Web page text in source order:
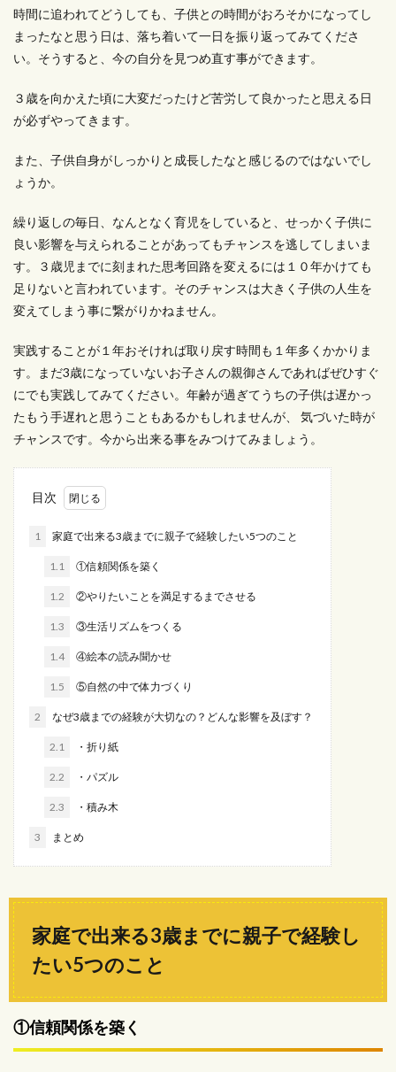
時間に追われてどうしても、子供との時間がおろそかになってし
まったなと思う日は、落ち着いて一日を振り返ってみてくださ
い。そうすると、今の自分を見つめ直す事ができます。
３歳を向かえた頃に大変だったけど苦労して良かったと思える日
が必ずやってきます。
また、子供自身がしっかりと成長したなと感じるのではないでし
ょうか。
繰り返しの毎日、なんとなく育児をしていると、せっかく子供に
良い影響を与えられることがあってもチャンスを逃してしまいま
す。３歳児までに刻まれた思考回路を変えるには１０年かけても
足りないと言われています。そのチャンスは大きく子供の人生を
変えてしまう事に繋がりかねません。
実践することが１年おそければ取り戻す時間も１年多くかかりま
す。まだ3歳になっていないお子さんの親御さんであればぜひすぐ
にでも実践してみてください。年齢が過ぎてうちの子供は遅かっ
たもう手遅れと思うこともあるかもしれませんが、 気づいた時が
チャンスです。今から出来る事をみつけてみましょう。
目次
1 家庭で出来る3歳までに親子で経験したい5つのこと
1.1 ①信頼関係を築く
1.2 ②やりたいことを満足するまでさせる
1.3 ③生活リズムをつくる
1.4 ④絵本の読み聞かせ
1.5 ⑤自然の中で体力づくり
2 なぜ3歳までの経験が大切なの？どんな影響を及ぼす？
2.1 ・折り紙
2.2 ・パズル
2.3 ・積み木
3 まとめ
家庭で出来る3歳までに親子で経験し
たい5つのこと
①信頼関係を築く